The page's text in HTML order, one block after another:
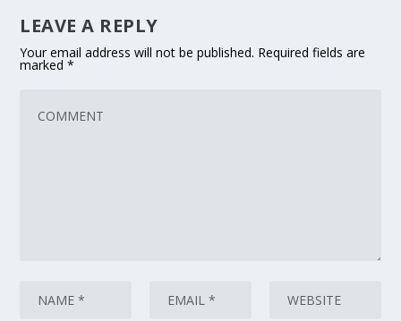
LEAVE A REPLY
Your email address will not be published. Required fields are
marked*